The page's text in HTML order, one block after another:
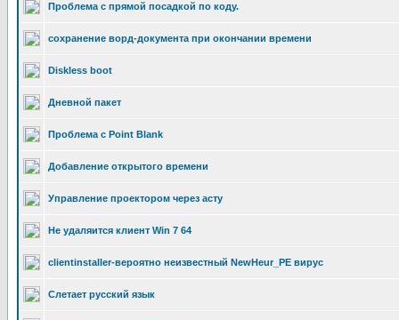
Проблема с прямой посадкой по коду.
сохранение ворд-документа при окончании времени
Diskless boot
Дневной пакет
Проблема с Point Blank
Добавление открытого времени
Управление проектором через асту
Не удаляится клиент Win 7 64
clientinstaller-вероятно неизвестный NewHeur_PE вирус
Слетает русский язык